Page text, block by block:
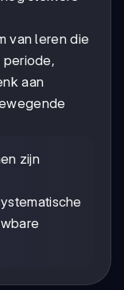
van leren die
aan
zijn